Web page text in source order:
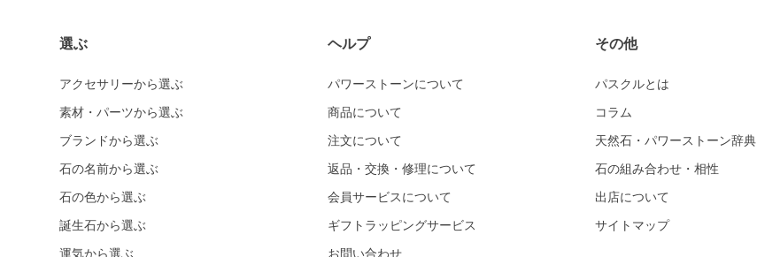
選ぶ
アクセサリーから選ぶ
素材・パーツから選ぶ
ブランドから選ぶ
石の名前から選ぶ
石の色から選ぶ
誕生石から選ぶ
運気から選ぶ
ヘルプ
パワーストーンについて
商品について
注文について
返品・交換・修理について
会員サービスについて
ギフトラッピングサービス
お問い合わせ
その他
パスクルとは
コラム
天然石・パワーストーン辞典
石の組み合わせ・相性
出店について
サイトマップ